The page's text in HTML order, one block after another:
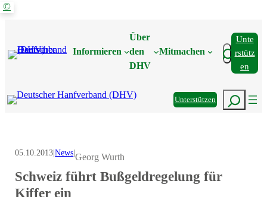
Zum
Informieren
Über
den
DHV
Mitmachen Suchen
Unte
Rstütz
En
UnterstützenSuchen
©
05.10.2013|News|Georg Wurth
Schweiz führt Bußgeldregelung für
Kiffer ein